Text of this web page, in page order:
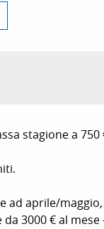
stagione a
ad aprile/
3000 € al mese